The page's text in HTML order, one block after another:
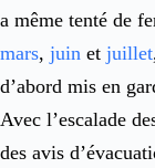
a même tenté de
mars, juin et juillet
d’abord mis en
Avec l’escalade
des avis